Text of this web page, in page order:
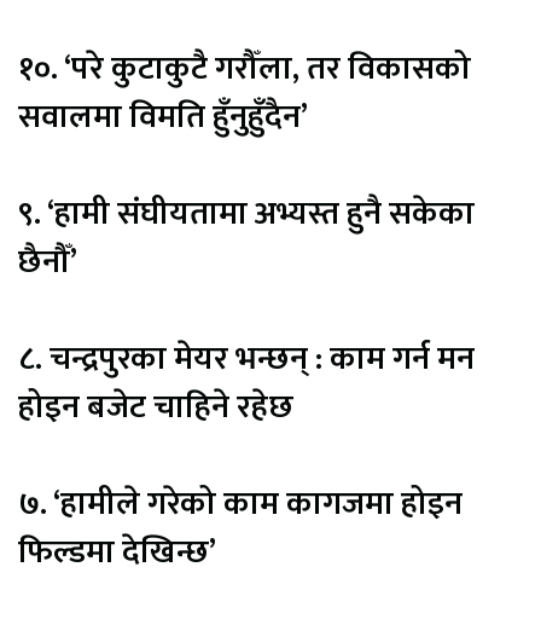
१०. ‘परे कुटाकुटै गरौँला, तर विकासको
सवालमा विमति हुँनुहुँदैन’
९. ‘हामी संघीयतामा अभ्यस्त हुनै सकेका
छैनौँ’
८. चन्द्रपुरका मेयर भन्छन् : काम गर्न मन
होइन बजेट चाहिने रहेछ
७. ‘हामीले गरेको काम कागजमा होइन
फिल्डमा देखिन्छ’